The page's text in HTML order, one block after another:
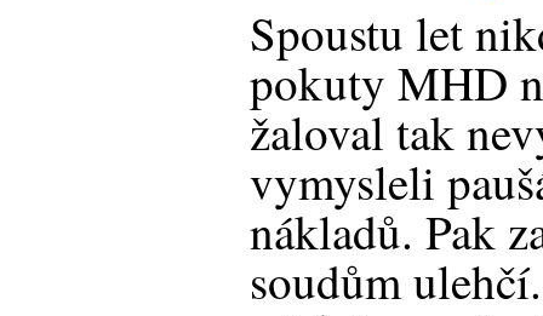
Spoustu let
pokuty MHD
žaloval tak
vymysleli
nákladů. Pak
soudům